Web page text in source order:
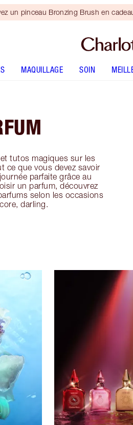
un pinceau Bronzing Brush en
MAQUILLAGE SOIN
tutos magiques sur les
ce que vous devez savoir
parfaite grâce au
un parfum, découvrez
selon les occasions
darling.